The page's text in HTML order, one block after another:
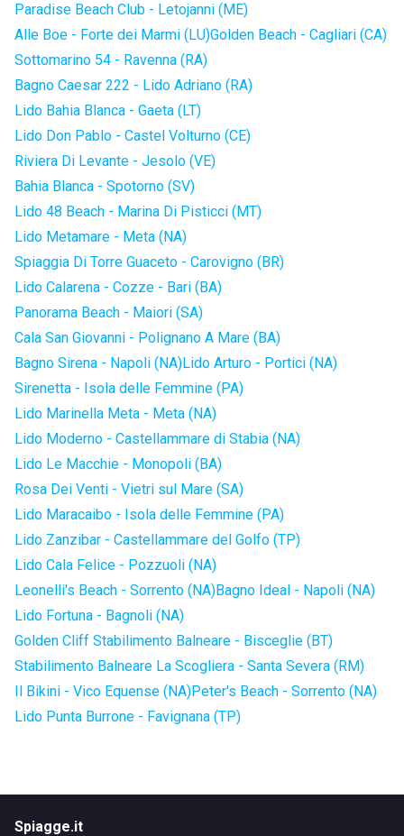
Paradise Beach Club - Letojanni (ME)
Alle Boe - Forte dei Marmi (LU)Golden Beach - Cagliari (CA)
Sottomarino 54 - Ravenna (RA)
Bagno Caesar 222 - Lido Adriano (RA)
Lido Bahia Blanca - Gaeta (LT)
Lido Don Pablo - Castel Volturno (CE)
Riviera Di Levante - Jesolo (VE)
Bahia Blanca - Spotorno (SV)
Lido 48 Beach - Marina Di Pisticci (MT)
Lido Metamare - Meta (NA)
Spiaggia Di Torre Guaceto - Carovigno (BR)
Lido Calarena - Cozze - Bari (BA)
Panorama Beach - Maiori (SA)
Cala San Giovanni - Polignano A Mare (BA)
Bagno Sirena - Napoli (NA)Lido Arturo - Portici (NA)
Sirenetta - Isola delle Femmine (PA)
Lido Marinella Meta - Meta (NA)
Lido Moderno - Castellammare di Stabia (NA)
Lido Le Macchie - Monopoli (BA)
Rosa Dei Venti - Vietri sul Mare (SA)
Lido Maracaibo - Isola delle Femmine (PA)
Lido Zanzibar - Castellammare del Golfo (TP)
Lido Cala Felice - Pozzuoli (NA)
Leonelli's Beach - Sorrento (NA)Bagno Ideal - Napoli (NA)
Lido Fortuna - Bagnoli (NA)
Golden Cliff Stabilimento Balneare - Bisceglie (BT)
Stabilimento Balneare La Scogliera - Santa Severa (RM)
Il Bikini - Vico Equense (NA)Peter's Beach - Sorrento (NA)
Lido Punta Burrone - Favignana (TP)
Spiagge.it